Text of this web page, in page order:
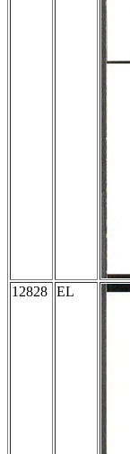
12828 EL